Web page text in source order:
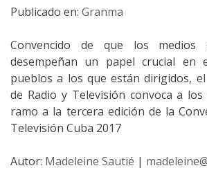
Publicado en: Granma
Convencido de que los medios
desempeñan un papel crucial en
pueblos a los que están dirigidos,
de Radio y Televisión convoca a
ramo a la tercera edición de la
Televisión Cuba 2017
Autor: Madeleine Sautié |